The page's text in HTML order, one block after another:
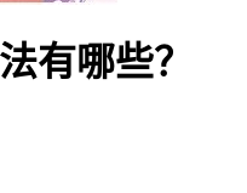
有哪些？